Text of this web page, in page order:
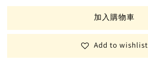
加入購物車
Add to wishlist